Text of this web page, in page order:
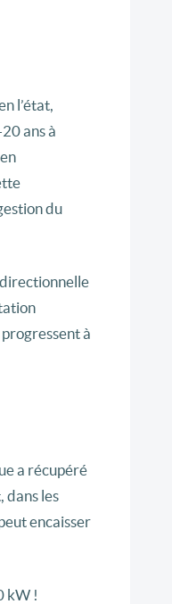
l’état,
ans à
du
à
a récupéré
dans les
encaisser
kW !